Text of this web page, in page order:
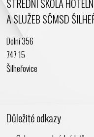
Duben 2024
Březen 2024
Leden 2024
Listopad 2023
Srpen 2023
STŘEDNÍ ŠKOLA
A SLUŽEB SČMSD
Dolní 356
747 15
Šilheřovice
Důležité odkazy